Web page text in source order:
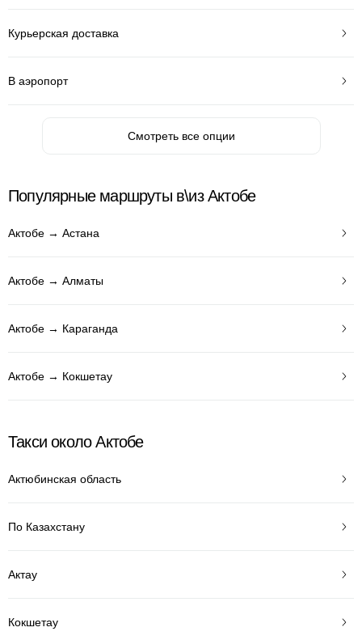
Курьерская доставка
В аэропорт
Смотреть все опции
Популярные маршруты в\из Актобе
Актобе → Астана
Актобе → Алматы
Актобе → Караганда
Актобе → Кокшетау
Такси около Актобе
Актюбинская область
По Казахстану
Актау
Кокшетау